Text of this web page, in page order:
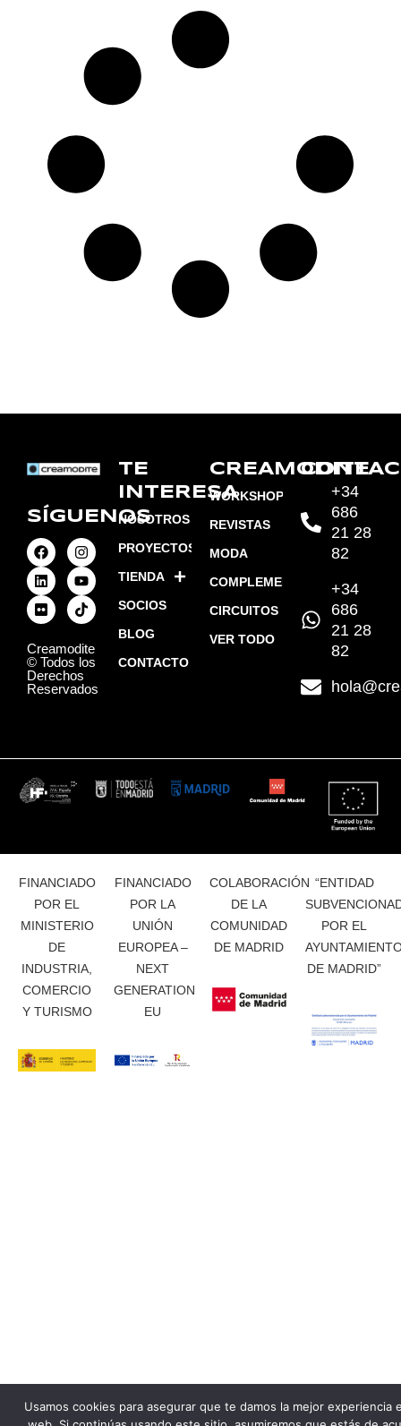
SÍGUENOS
Creamodite
© Todos los
Derechos
Reservados
TE
INTERESA
NOSOTROS
PROYECTOS
TIENDA
SOCIOS
BLOG
CONTACTO
CREAMODITE
WORKSHOPS
REVISTAS
MODA
COMPLEMENTOS
CIRCUITOS
VER TODO
+34
686
21 28
82
+34
686
21 28
82
FINANCIADO
POR EL
MINISTERIO
DE
INDUSTRIA,
COMERCIO
Y TURISMO
FINANCIADO
POR LA
UNIÓN
EUROPEA –
NEXT
GENERATION
EU
COLABORACIÓN
DE LA
COMUNIDAD
DE MADRID
“ENTIDAD
POR EL
DE MADRID”
Usamos cookies para asegurar que te damos la mejor experiencia